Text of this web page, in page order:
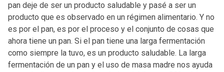
pan deje de ser un producto saludable y pasé a ser un
producto que es observado en un régimen alimentario. Y no
es por el pan, es por el proceso y el conjunto de cosas que
ahora tiene un pan. Si el pan tiene una larga fermentación
como siempre la tuvo, es un producto saludable. La larga
fermentación de un pan y el uso de masa madre nos ayuda